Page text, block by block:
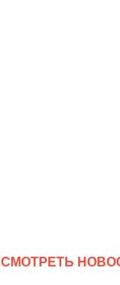
CМОТРЕТЬ